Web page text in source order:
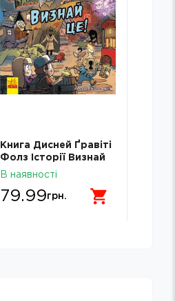
Книга Дисней Ґравіті
Фолз Історії Визнай
це
В наявності
79.99грн.